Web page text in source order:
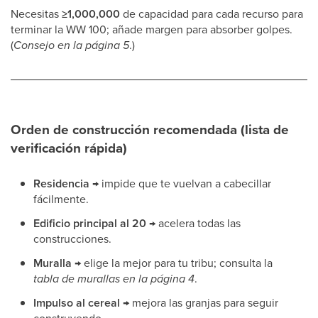
Necesitas≥1,000,000de capacidad para cada recurso para
terminar la WW 100; añade margen para absorber golpes.
(Consejo en la página 5.)
Orden de construcción recomendada (lista de
verificación rápida)
Residencia → impide que te vuelvan a cabecillar
fácilmente.
Edificio principal al 20 →acelera todas las
construcciones.
Muralla →elige la mejor para tu tribu; consulta la
tabla de murallas en la página 4.
Impulso al cereal → mejora las granjas para seguir